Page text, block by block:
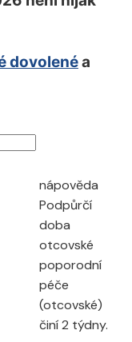
dovolenéa
nápověda
Podpůrčí
doba
otcovské
poporodní
péče
(otcovské)
činí 2 týdny.